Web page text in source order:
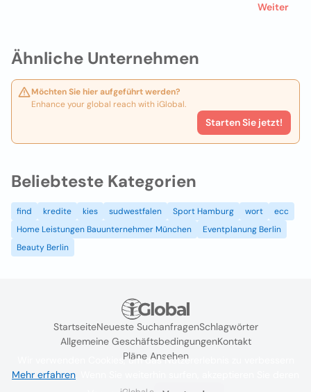
Ähnliche Unternehmen
Möchten Sie hier aufgeführt werden?
Enhance your global reach with iGlobal.
Starten Sie jetzt!
Weiter
Beliebteste Kategorien
find kredite kies sudwestfalen Sport Hamburg wort
ecc
Home Leistungen Bauunternehmer München
Eventplanung Berlin
Beauty Berlin
StartseiteNeueste SuchanfragenSchlagwörter
Allgemeine GeschäftsbedingungenKontakt
Pläne Ansehen
Wir verwenden Cookies, um das Nutzererlebnis zu verbessern
Mehr erfahren